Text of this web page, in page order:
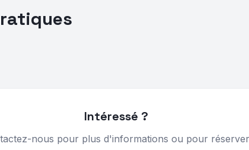
Intéressé ?
nous pour plus d'informations ou pour